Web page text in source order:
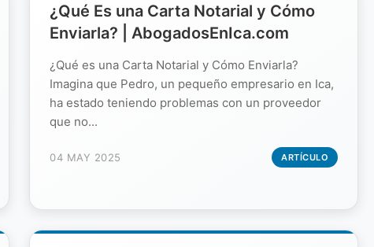
¿Qué Es una Carta Notarial y Cómo
Enviarla? | AbogadosEnIca.com
¿Qué es una Carta Notarial y Cómo Enviarla?
Imagina que Pedro, un pequeño empresario en Ica,
ha estado teniendo problemas con un proveedor
que no...
04 MAY 2025 ARTÍCULO